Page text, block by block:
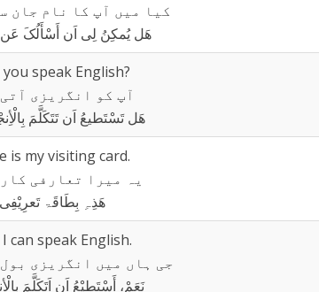
کیا میں آپ کا نام جان
ھَل یُمکِنُ لِی اَن أَسْأَلُکَ
you speak English?
آپ کو انگریزی
ھَل تَسْتَطیعُ اَن تَتَکَلَّمَ
is my visiting card.
یہ میرا تعارفی
ھَذِہِ بِطَاقَۃ تَعرِیْفِی
I can speak English.
جی ہاں میں انگریزی
نَعَمْ، أَسْتَطِیْعُ اَن اَتَکَلَّمَ